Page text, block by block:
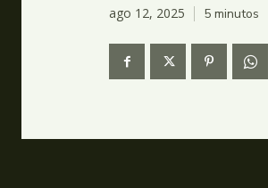
ago 12, 2025 5 minutos